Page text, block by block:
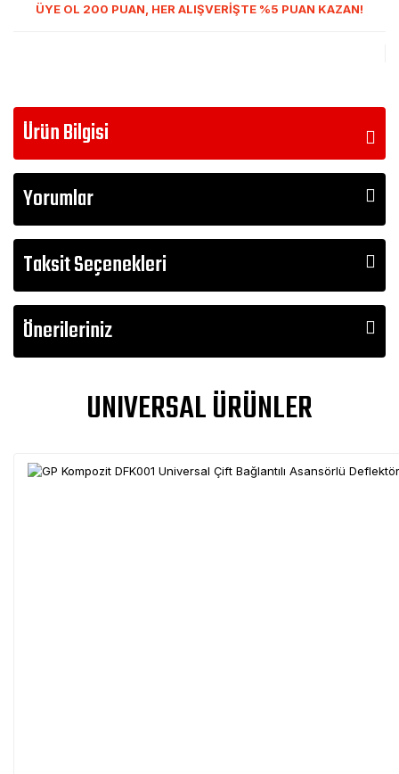
ÜYE OL 200 PUAN, HER ALIŞVERİŞTE %5 PUAN KAZAN!
Ürün Bilgisi
Yorumlar
Taksit Seçenekleri
Önerileriniz
UNIVERSAL ÜRÜNLER